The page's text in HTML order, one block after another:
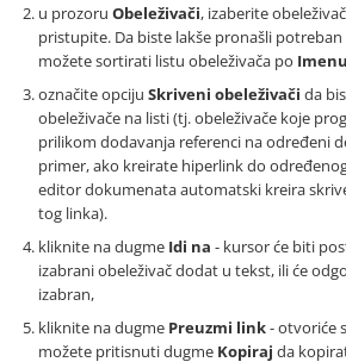
u prozoru Obeleživači, izaberite
pristupite. Da biste lakše pronašli potreban
možete sortirati listu obeleživača po Imenu
označite opciju Skriveni obeleživači da
obeleživače na listi (tj. obeleživače koje
prilikom dodavanja referenci na određeni
primer, ako kreirate hiperlink do
editor dokumenata automatski kreira
tog linka).
kliknite na dugme Idi na - kursor će biti
izabrani obeleživač dodat u tekst, ili će
izabran,
kliknite na dugme Preuzmi link- otvoriće
možete pritisnuti dugme Kopiraj da